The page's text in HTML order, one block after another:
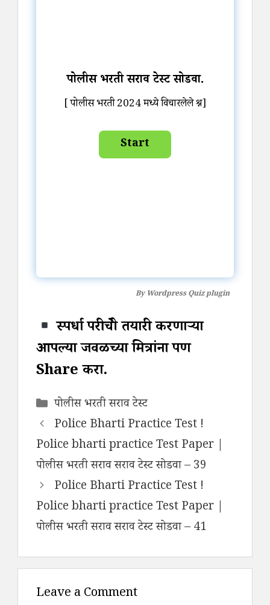
पोलीस भरती सराव टेस्ट सोडवा.
[ पोलीस भरती 2024 मध्ये विचारलेले प्रश्न]
ByWordpress Quiz plugin
स्पर्धा परीक्षेची तयारी करणाऱ्या
आपल्या जवळच्या मित्रांना पण
Share करा.
Categories
पोलीस भरती सराव टेस्ट
Police Bharti Practice Test !
Police bharti practice Test Paper |
पोलीस भरती सराव सराव टेस्ट सोडवा – 39
Police Bharti Practice Test !
Police bharti practice Test Paper |
पोलीस भरती सराव सराव टेस्ट सोडवा – 41
Leave a Comment